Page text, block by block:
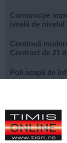
Construcție
iveală de
Continuă
Contract de 21
Poli scapă de
deplasarea cu
privat inițiativei
„Recidivă” la
niște